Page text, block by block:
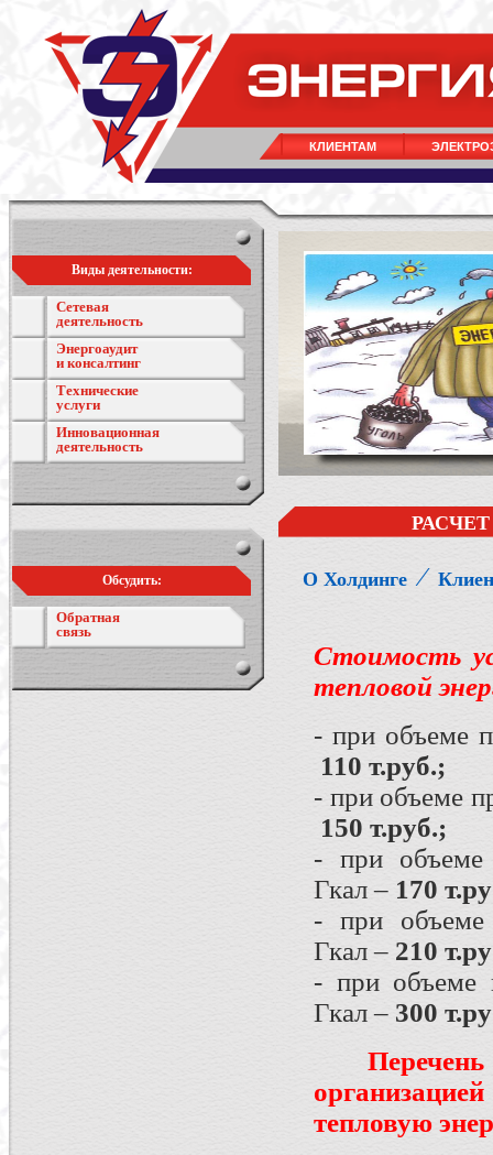
КЛИЕНТАМ
Виды деятельности:
Сетевая
деятельность
Энергоаудит
и консалтинг
Технические
услуги
Инновационная
деятельность
Обсудить:
Обратная
связь
О Холдинге ⁄
Стоимость
тепловой
- при объеме
110 т.руб.;
- при объеме
150 т.руб.;
- при
Гкал – 170
- при объеме
Гкал – 210
- при объеме
Гкал – 300
тепловую